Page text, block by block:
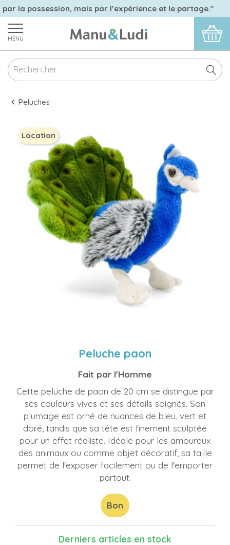
la possession, mais par l’expérience et le partage."
MENU
Peluches
Location
Peluche paon
Fait par l'Homme
Cette peluche de paon de 20 cm se distingue par
ses couleurs vives et ses détails soignés. Son
plumage est orné de nuances de bleu, vert et
doré, tandis que sa tête est finement sculptée
pour un effet réaliste. Idéale pour les amoureux
des animaux ou comme objet décoratif, sa taille
permet de l'exposer facilement ou de l'emporter
partout.
Bon
Derniers articles en stock